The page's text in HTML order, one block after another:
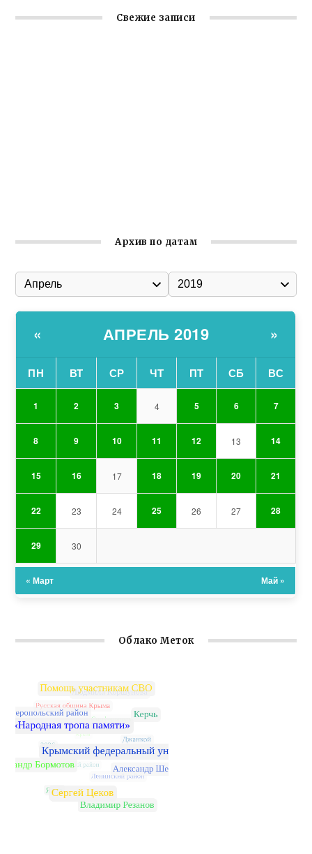
Свежие записи
Архив по датам
« АПРЕЛЬ 2019 »
ПН ВТ СР ЧТ ПТ СБ ВС
1 2 3 4 5 6 7
8 9 10 11 12 13 14
15 16 17 18 19 20 21
22 23 24 25 26 27 28
29 30
« Март Май »
Облако Меток